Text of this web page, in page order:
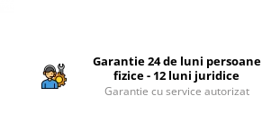
Garantie 24 de luni persoane
fizice - 12 luni juridice
Garantie cu service autorizat